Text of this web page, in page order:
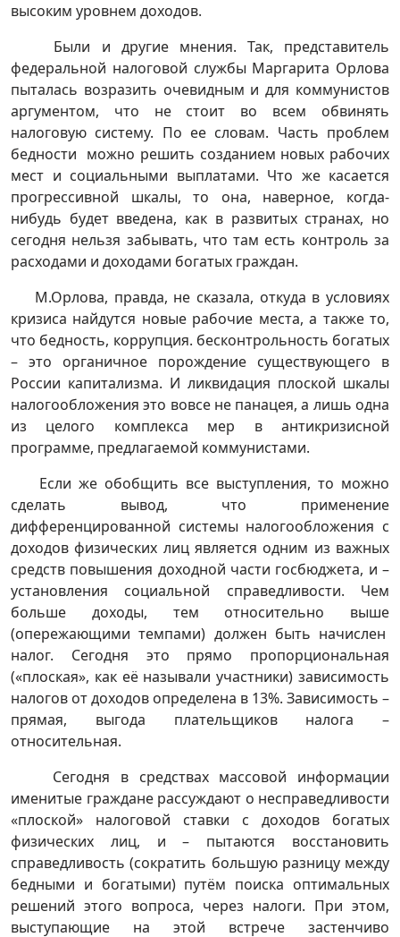
высоким уровнем доходов.
Были и другие мнения. Так, представитель
федеральной налоговой службы Маргарита Орлова
пыталась возразить очевидным и для коммунистов
аргументом, что не стоит во всем обвинять
налоговую систему. По ее словам. Часть проблем
бедности можно решить созданием новых рабочих
мест и социальными выплатами. Что же касается
прогрессивной шкалы, то она, наверное, когда-
нибудь будет введена, как в развитых странах, но
сегодня нельзя забывать, что там есть контроль за
расходами и доходами богатых граждан.
М.Орлова, правда, не сказала, откуда в условиях
кризиса найдутся новые рабочие места, а также то,
что бедность, коррупция. бесконтрольность богатых
– это органичное порождение существующего в
России капитализма. И ликвидация плоской шкалы
налогообложения это вовсе не панацея, а лишь одна
из целого комплекса мер в антикризисной
программе, предлагаемой коммунистами.
Если же обобщить все выступления, то можно
сделать вывод, что применение
дифференцированной системы налогообложения с
доходов физических лиц является одним из важных
средств повышения доходной части госбюджета, и –
установления социальной справедливости. Чем
больше доходы, тем относительно выше
(опережающими темпами) должен быть начислен
налог. Сегодня это прямо пропорциональная
(«плоская», как её называли участники) зависимость
налогов от доходов определена в 13%. Зависимость –
прямая, выгода плательщиков налога –
относительная.
Сегодня в средствах массовой информации
именитые граждане рассуждают о несправедливости
«плоской» налоговой ставки с доходов богатых
физических лиц, и – пытаются восстановить
справедливость (сократить большую разницу между
бедными и богатыми) путём поиска оптимальных
решений этого вопроса, через налоги. При этом,
выступающие на этой встрече застенчиво